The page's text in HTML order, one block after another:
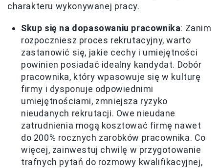
charakteru wykonywanej pracy.
Skup się na dopasowaniu pracownika: Zanim
rozpoczniesz proces rekrutacyjny, warto
zastanowić się, jakie cechy i umiejętności
powinien posiadać idealny kandydat. Dobór
pracownika, który wpasowuje się w kulturę
firmy i dysponuje odpowiednimi
umiejętnościami, zmniejsza ryzyko
nieudanych rekrutacji. Owe nieudane
zatrudnienia mogą kosztować firmę nawet
do 200% rocznych zarobków pracownika. Co
więcej, zainwestuj chwilę w przygotowanie
trafnych pytań do rozmowy kwalifikacyjnej,